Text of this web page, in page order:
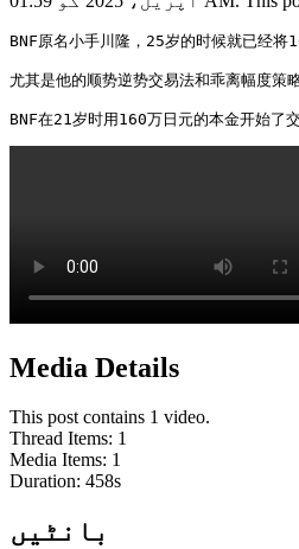
BNF原名小手川隆，25岁的时候就已经
尤其是他的顺势逆势交易法和乖离幅度策
BNF在21岁时用160万日元的本金开始了
Media Details
This post contains 1 video.
Thread Items: 1
Media Items: 1
Duration: 458s
بانٹیں